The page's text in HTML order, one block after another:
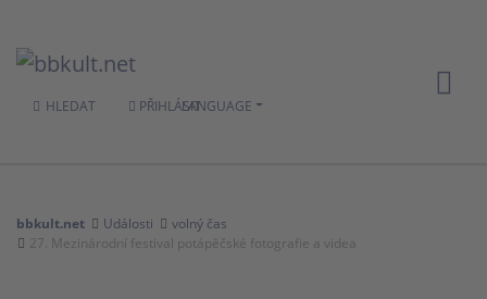
HLEDAT PŘIHLÁSITLANGUAGE
bbkult.net Události
volný čas
27. Mezinárodní festival potápěčské fotografie a videa